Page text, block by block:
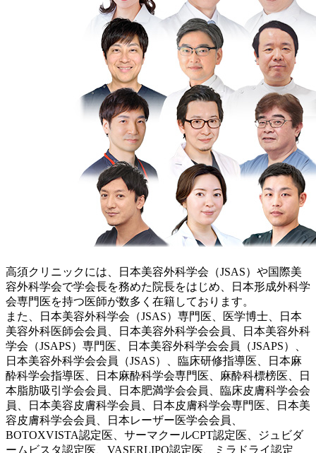
高須クリニックには、日本美容外科学会（JSAS）や国際美
容外科学会で学会長を務めた院長をはじめ、日本形成外科学
会専門医を持つ医師が数多く在籍しております。
また、日本美容外科学会（JSAS）専門医、医学博士、日本
美容外科医師会会員、日本美容外科学会会員、日本美容外科
学会（JSAPS）専門医、日本美容外科学会会員（JSAPS）、
日本美容外科学会会員（JSAS）、臨床研修指導医、日本麻
酔科学会指導医、日本麻酔科学会専門医、麻酔科標榜医、日
本脂肪吸引学会会員、日本肥満学会会員、臨床皮膚科学会会
員、日本美容皮膚科学会員、日本皮膚科学会専門医、日本美
容皮膚科学会会員、日本レーザー医学会会員、
BOTOXVISTA認定医、サーマクールCPT認定医、ジュビダ
ームビスタ認定医、VASERLIPO認定医、ミラドライ認定